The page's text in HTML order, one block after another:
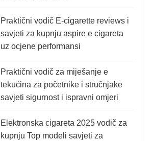
Praktični vodič E-cigarette reviews i
savjeti za kupnju aspire e cigareta
uz ocjene performansi
Praktični vodič za miješanje e
tekućina za početnike i stručnjake
savjeti sigurnost i ispravni omjeri
Elektronska cigareta 2025 vodič za
kupnju Top modeli savjeti za